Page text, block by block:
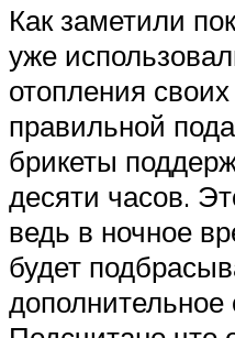
Как заметили
уже
отопления
правильной
брикеты
десяти часов.
ведь в ночное
будет
дополнительное